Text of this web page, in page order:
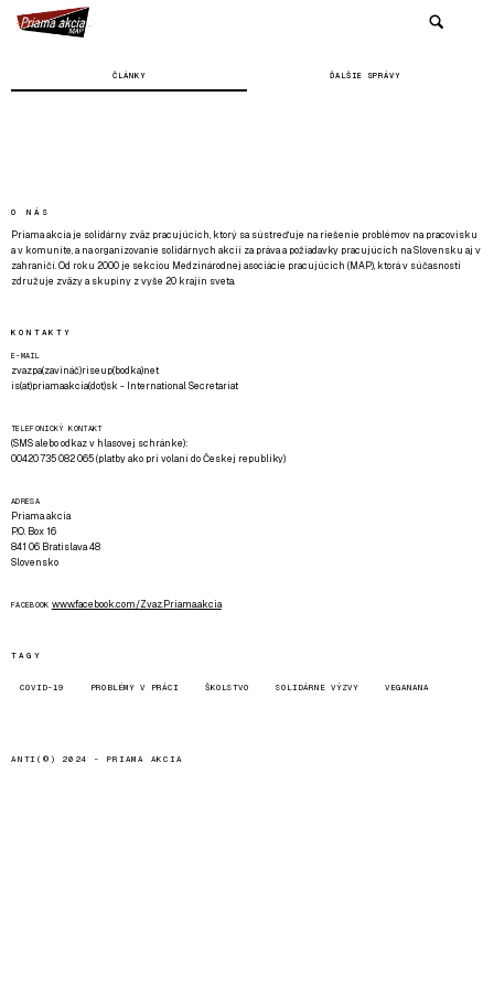
ČLÁNKY ĎALŠIE SPRÁVY
O NÁS
Priama akcia je solidárny zväz pracujúcich, ktorý sa sústreďuje na riešenie problémov na pracovisku
a v komunite, a na organizovanie solidárnych akcií za práva a požiadavky pracujúcich na Slovensku aj v
zahraničí. Od roku 2000 je sekciou Medzinárodnej asociácie pracujúcich (MAP), ktorá v súčasnosti
združuje zväzy a skupiny z vyše 20 krajín sveta.
KONTAKTY
E-MAIL
zvazpa(zavináč)riseup(bodka)net
is(at)priamaakcia(dot)sk - International Secretariat
TELEFONICKÝ KONTAKT
(SMS alebo odkaz v hlasovej schránke):
00420 735 082 065 (platby ako pri volaní do Českej republiky)
ADRESA
Priama akcia
P.O. Box 16
841 06 Bratislava 48
Slovensko
FACEBOOK www.facebook.com/Zvaz.Priama.akcia
TAGY
COVID-19 PROBLÉMY V PRÁCI ŠKOLSTVO SOLIDÁRNE VÝZVY VEGANANA
ANTI(©) 2024 - PRIAMA AKCIA